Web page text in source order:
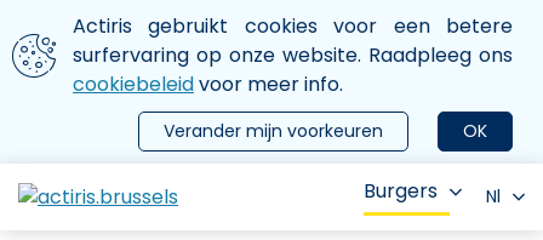
Aller au contenu principal
We gebruiken cookies
Actiris gebruikt cookies voor een betere
surfervaring op onze website. Raadpleeg ons
cookiebeleidvoor meer info.
OK
Verander mijn voorkeuren
le menu
Burgers Nl